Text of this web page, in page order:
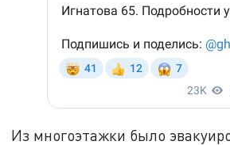
Из многоэтажки было